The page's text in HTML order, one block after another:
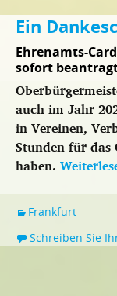
Ein
Ehrenamts-
sofort
auch im Jahr
in Vereinen,
Stunden für das
haben.
Frankfurt
Schreiben Sie